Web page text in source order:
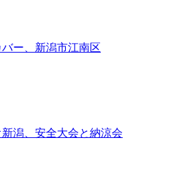
ー、新潟市江南区
潟、安全大会と納涼会